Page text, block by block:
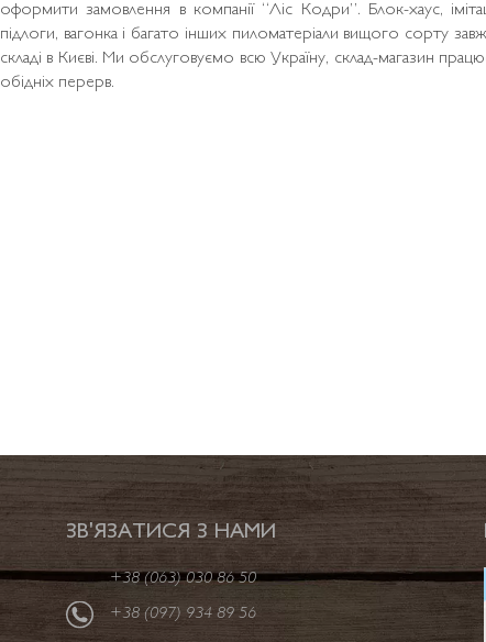
оформити замовлення в компанії “Ліс Кодри”. Блок-хаус,
підлоги, вагонка і багато інших пиломатеріали вищого сорту
складі в Києві. Ми обслуговуємо всю Україну, склад-магазин
обідніх перерв.
ЗВ'ЯЗАТИСЯ З НАМИ
+38 (063) 030 86 50
+38 (097) 934 89 56